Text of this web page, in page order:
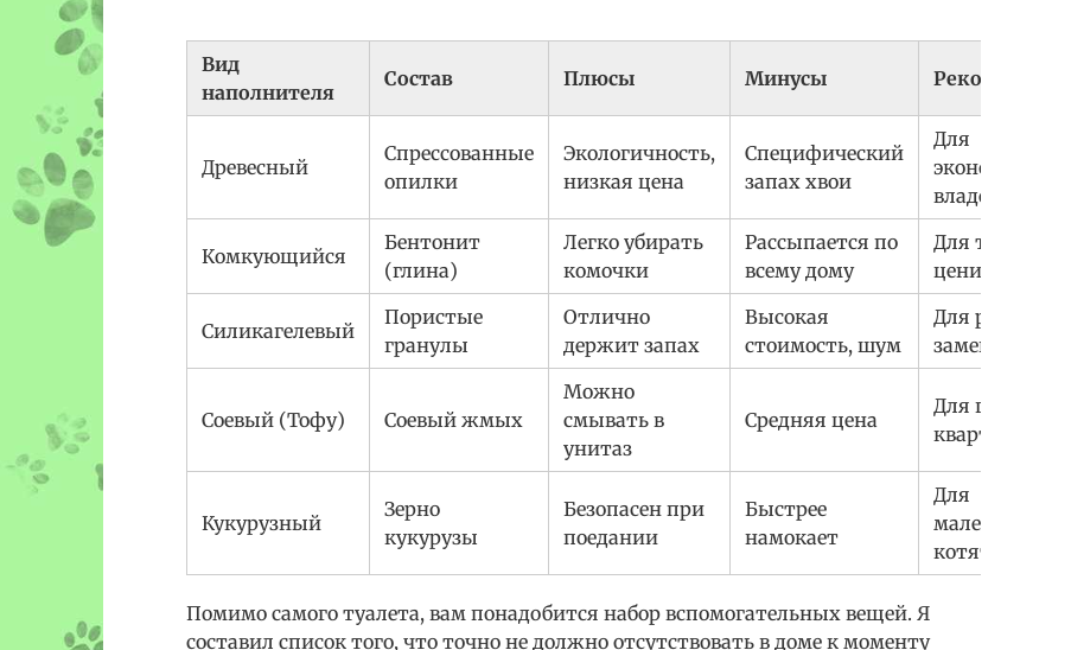
Вид
наполнителя
Состав Плюсы Минусы Рекомендация
Древесный
Спрессованные
опилки
Экологичность,
низкая цена
Специфический
запах хвои
Для
экономных
владельцев
Комкующийся
Бентонит
(глина)
Легко убирать
комочки
Рассыпается по
всему дому
Для тех, кто
ценит чистоту
Силикагелевый
Пористые
гранулы
Отлично
держит запах
Высокая
стоимость, шум
Для редкой
замены
Соевый (Тофу) Соевый жмых
Можно
смывать в
унитаз
Средняя цена
Для городских
квартир
Кукурузный
Зерно
кукурузы
Безопасен при
поедании
Быстрее
намокает
Для
маленьких
котят
Помимо самого туалета, вам понадобится набор вспомогательных вещей. Я
составил список того, что точно не должно отсутствовать в доме к моменту